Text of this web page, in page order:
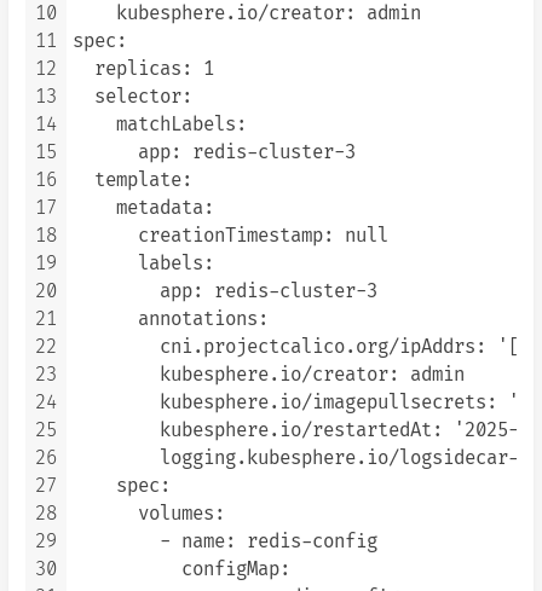
10
11
12
13
14
15
16
17
18
19
20
21
22
23
24
25
26
27
28
29
30
    kubesphere.io/creator: admin
spec:
  replicas: 1
  selector:
    matchLabels:
      app: redis-cluster-3
  template:
    metadata:
      creationTimestamp: null
      labels:
        app: redis-cluster-3
      annotations:
cni.projectcalico.org/ipAddrs:
        kubesphere.io/creator: admin
kubesphere.io/imagepullsecrets:
kubesphere.io/restartedAt: '2025-
logging.kubesphere.io/logsidecar-
    spec:
      volumes:
        - name: redis-config
          configMap: